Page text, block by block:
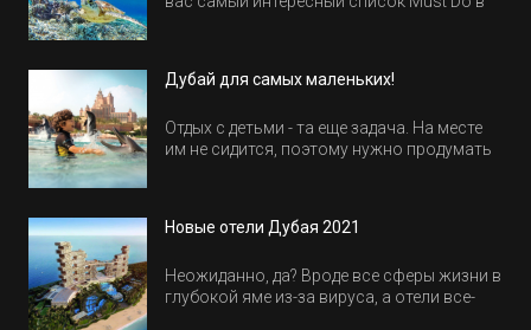
Дубай для самых маленьких!
Отдых с детьми - та еще задача. На месте
им не сидится, поэтому нужно продумать
Новые отели Дубая 2021
Неожиданно, да? Вроде все сферы жизни в
глубокой яме из-за вируса, а отели все-